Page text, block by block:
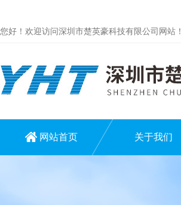
您好！欢迎访问深圳市楚英豪科技有限公司网站！
网站首页 关于我们